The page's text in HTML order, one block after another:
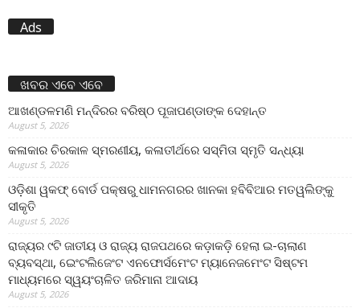
Ads
ଖବର ଏବେ ଏବେ
ଆଖଣ୍ଡଳମଣି ମନ୍ଦିରର ବରିଷ୍ଠ ପୂଜାପଣ୍ଡାଙ୍କ ଦେହାନ୍ତ
August 5, 2026
କଳାକାର ଚିରକାଳ ସ୍ମରଣୀୟ, କଳାତୀର୍ଥରେ ସସ୍ମିତା ସ୍ମୃତି ସନ୍ଧ୍ୟା
August 5, 2026
ଓଡ଼ିଶା ୱକଫ୍ ବୋର୍ଡ ପକ୍ଷରୁ ଧାମନଗରର ଖାନକା ହବିବିଆର ମତୱଲିଙ୍କୁ
ସୀକୃତି
August 5, 2026
ରାଜ୍ୟର ୯ଟି ଜାତୀୟ ଓ ରାଜ୍ୟ ରାଜପଥରେ କଡ଼ାକଡ଼ି ହେଲା ଇ-ଚାଲାଣ
ବ୍ୟବସ୍ଥା, ଇେଂଟଲିଜେଂଟ ଏନଫୋର୍ସମେଂଟ ମ୍ୟାନେଜମେଂଟ ସିଷ୍ଟମ
ମାଧ୍ୟମରେ ସ୍ୱୟଂଚାଳିତ ଜରିମାନା ଆଦାୟ
August 5, 2026